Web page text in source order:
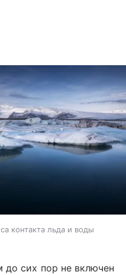
контакта льда и воды
сих пор не включен